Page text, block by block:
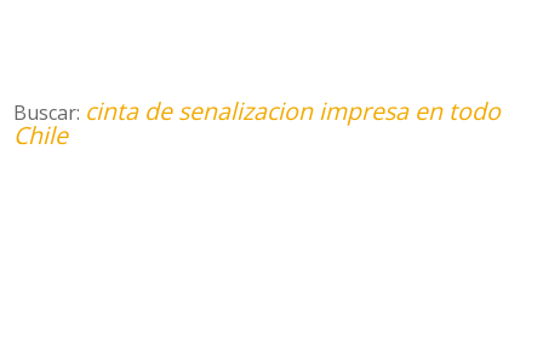
Buscar: cinta de senalizacion impresa en todo
Chile